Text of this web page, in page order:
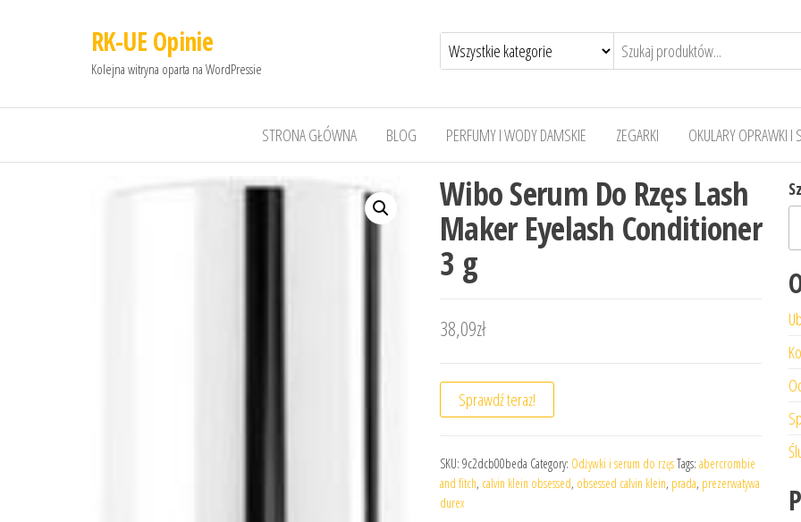
RK-UE Opinie
Kolejna witryna oparta na WordPressie
STRONA GŁÓWNA BLOG PERFUMY I WODY DAMSKIE ZEGARKI OKULARY OPRAWKI I
Wibo Serum Do Rzęs Lash
Maker Eyelash Conditioner
3 g
38,09zł
Sprawdź teraz!
SKU: 9c2dcb00beda Category: Odżywki i serum do rzęsTags: abercrombie
and fitch, calvin klein obsessed, obsessed calvin klein, prada, prezerwatywa
durex